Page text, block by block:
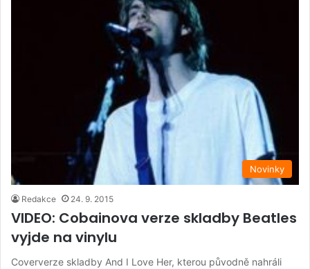
Novinky
Redakce 24. 9. 2015
VIDEO: Cobainova verze skladby Beatles
vyjde na vinylu
Coververze skladby And I Love Her, kterou původně nahráli